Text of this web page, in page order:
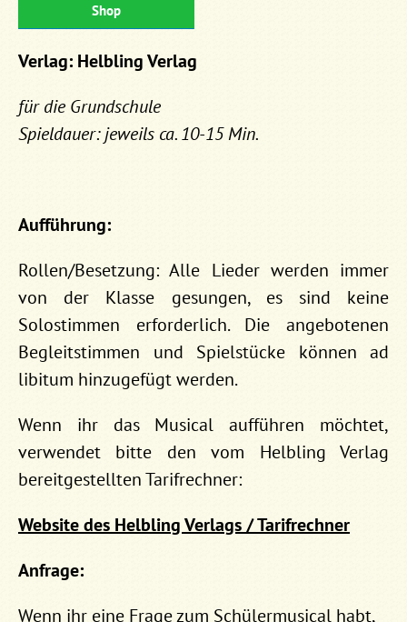
Shop
Verlag: Helbling Verlag
für die Grundschule
Spieldauer: jeweils ca. 10-15 Min.
Aufführung:
Rollen/Besetzung: Alle Lieder werden immer
von der Klasse gesungen, es sind keine
Solostimmen erforderlich. Die angebotenen
Begleitstimmen und Spielstücke können ad
libitum hinzugefügt werden.
Wenn ihr das Musical aufführen möchtet,
verwendet bitte den vom Helbling Verlag
bereitgestellten Tarifrechner:
Website des Helbling Verlags / Tarifrechner
Anfrage:
Wenn ihr eine Frage zum Schülermusical habt,